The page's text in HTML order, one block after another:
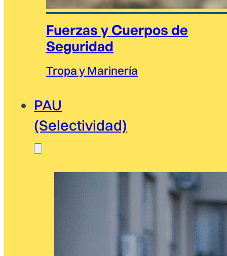
Fuerzas y Cuerpos de
Seguridad
Tropa y Marinería
PAU
(Selectividad)